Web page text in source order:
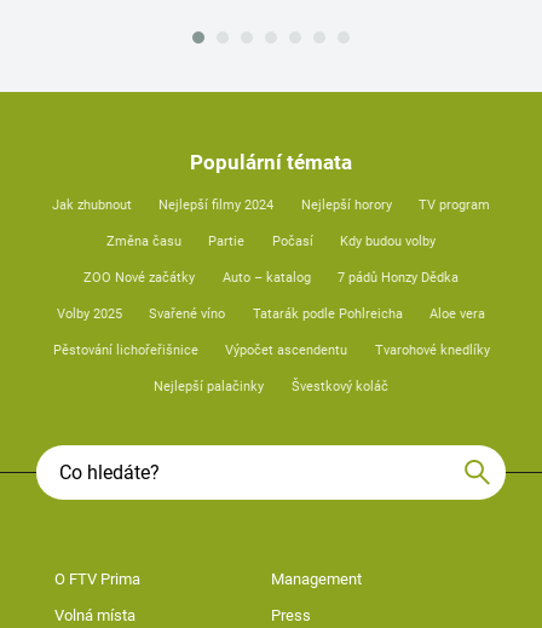
Populární témata
Jak zhubnout Nejlepší filmy 2024 Nejlepší horory TV program
Změna času Partie Počasí Kdy budou volby
ZOO Nové začátky Auto – katalog 7 pádů Honzy Dědka
Volby 2025 Svařené víno Tatarák podle Pohlreicha Aloe vera
Pěstování lichořeřišnice Výpočet ascendentu Tvarohové knedlíky
Nejlepší palačinky Švestkový koláč
O FTV Prima Management
Volná místa Press